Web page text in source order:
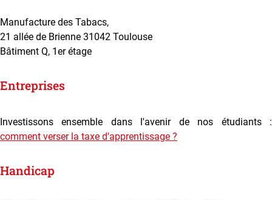
Manufacture des Tabacs,
21 allée de Brienne 31042 Toulouse
Bâtiment Q, 1er étage
Entreprises
Investissons ensemble dans l'avenir de nos étudiants :
comment verser la taxe d'apprentissage ?
Handicap